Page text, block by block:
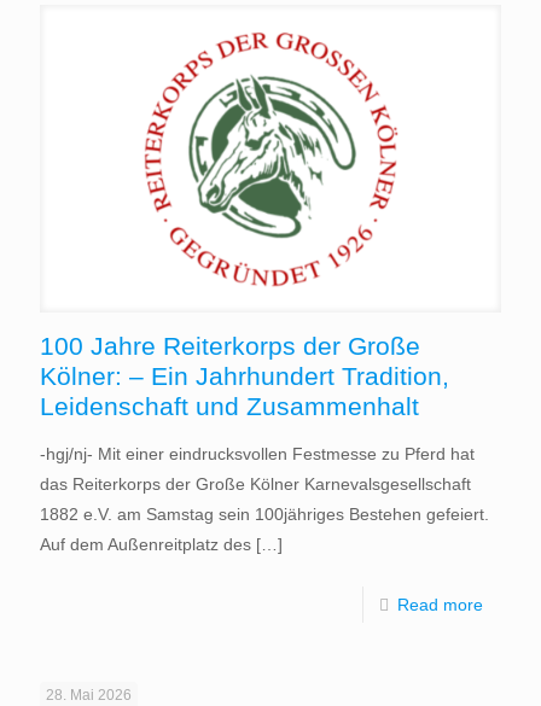
100 Jahre Reiterkorps der Große
Kölner: – Ein Jahrhundert Tradition,
Leidenschaft und Zusammenhalt
-hgj/nj- Mit einer eindrucksvollen Festmesse zu Pferd hat
das Reiterkorps der Große Kölner Karnevalsgesellschaft
1882 e.V. am Samstag sein 100jähriges Bestehen gefeiert.
Auf dem Außenreitplatz des […]
Read more
28. Mai 2026